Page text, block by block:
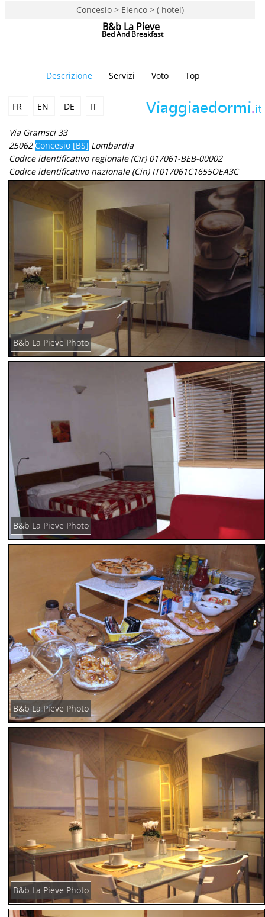
Concesio > Elenco > ( hotel)
B&b La Pieve
Bed And Breakfast
Descrizione Servizi Voto Top
FR EN DE IT
Via Gramsci 33
25062Concesio [BS] Lombardia
Codice identificativo regionale (Cir) 017061-BEB-00002
Codice identificativo nazionale (Cin) IT017061C1655OEA3C
B&b La Pieve Photo
B&b La Pieve Photo
B&b La Pieve Photo
B&b La Pieve Photo